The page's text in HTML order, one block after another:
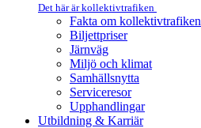
Det här är kollektivtrafiken
Fakta om kollektivtrafiken
Biljettpriser
Järnväg
Miljö och klimat
Samhällsnytta
Serviceresor
Upphandlingar
Utbildning & Karriär